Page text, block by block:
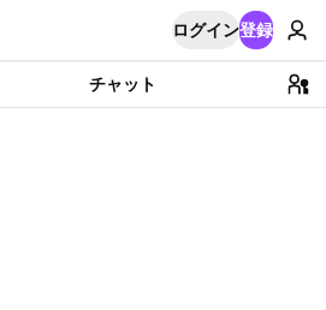
ログイン登録
チャット